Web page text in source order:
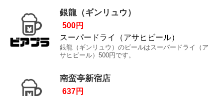
銀龍（ギンリュウ）
500円
スーパードライ（アサヒビール）
銀龍（ギンリュウ）のビールはスーパードライ（ア
サヒビール）500円です。
南蛮亭新宿店
637円